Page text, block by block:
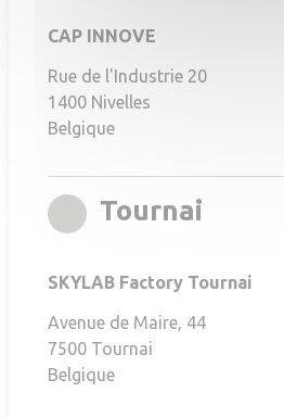
CAP INNOVE
Rue de l'Industrie 20
1400 Nivelles
Belgique
Tournai
SKYLAB Factory Tournai
Avenue de Maire, 44
7500 Tournai
Belgique